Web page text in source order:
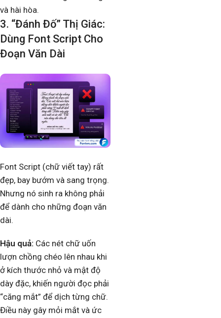
và hài hòa.
3. “Đánh Đố” Thị Giác:
Dùng Font Script Cho
Đoạn Văn Dài
Font Script (chữ viết tay) rất
đẹp, bay bướm và sang trọng.
Nhưng nó sinh ra không phải
để dành cho những đoạn văn
dài.
Hậu quả: Các nét chữ uốn
lượn chồng chéo lên nhau khi
ở kích thước nhỏ và mật độ
dày đặc, khiến người đọc phải
“căng mắt” để dịch từng chữ.
Điều này gây mỏi mắt và ức